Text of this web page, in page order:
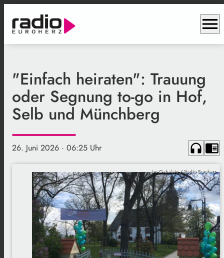
menu
"Einfach heiraten": Trauung
oder Segnung to-go in Hof,
Selb und Münchberg
26. Juni 2026 · 06:25 Uhr headphones chrome_reader_mode
Jan Gebelein / Radio Euroherz